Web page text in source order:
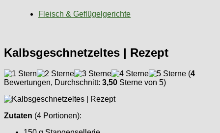
Fleisch & Geflügelgerichte
Kalbsgeschnetzeltes | Rezept
(4
Bewertungen, Durchschnitt: 3,50 Sterne von 5)
Zutaten (4 Portionen):